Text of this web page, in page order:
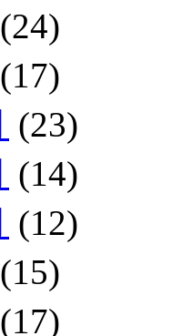
(24)
(17)
(23)
(14)
(12)
(15)
(17)